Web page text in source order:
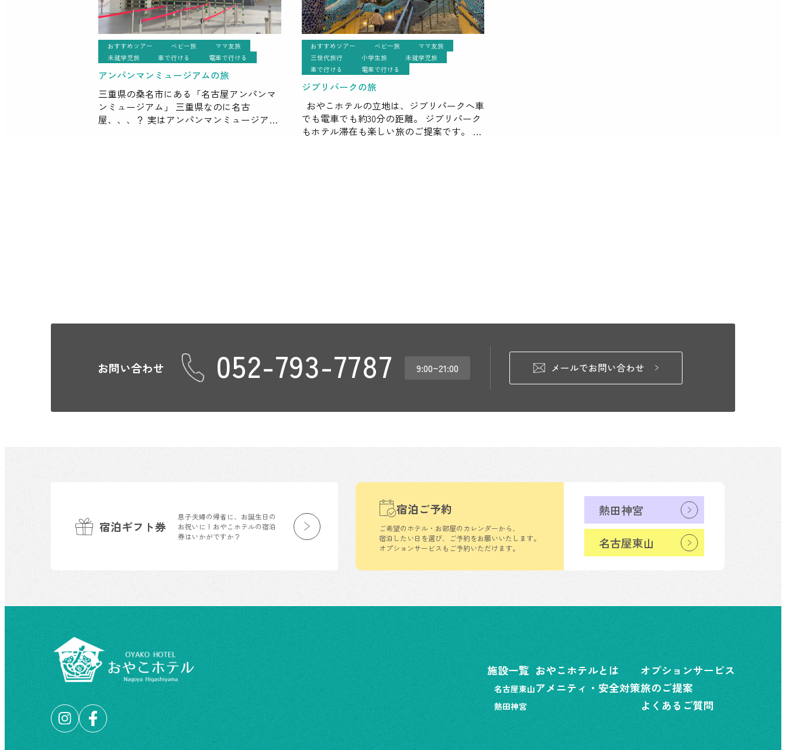
おすすめツアー ベビー旅
ママ友旅
未就学児旅
車で行ける 電車で行ける
アンパンマンミュージアムの旅
三重県の桑名市にある「名古屋アンパンマ
ンミュージアム」 三重県なのに名古
屋、、、？ 実はアンパンマンミュージアム
おすすめツアー ベビー旅
ママ友旅
三世代旅行
小学生旅
未就学児旅
車で行ける
電車で行ける
ジブリパークの旅
おやこホテルの立地は、ジブリパークへ車
でも電車でも約30分の距離。 ジブリパーク
もホテル滞在も楽しい旅のご提案です。 ジ
お問い合わせ 052-793-7787 9:00~21:00 メールでお問い合わせ
宿泊ギフト券
息子夫婦の帰省に、お誕生日の
お祝いに！おやこホテルの宿泊
券はいかがですか？
宿泊ご予約
ご希望のホテル・お部屋のカレンダーから、
宿泊したい日を選び、ご予約をお願いいたします。
オプションサービスもご予約いただけます。
熱田神宮
名古屋東山
施設一覧
名古屋東山
熱田神宮
おやこホテルとは
アメニティ・安全対策
オプションサービス
旅のご提案
よくあるご質問